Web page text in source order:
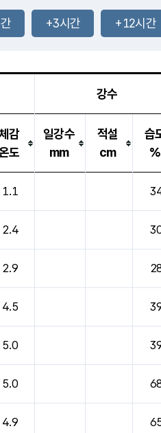
-mm
36.6℃
1.6m/s
-mm
mm
+3시간 +12시간
강수
감
도
일강수
mm
적설
cm
습
%
1.1
2.4
2.9
4.5
5.0
5.0
4.9